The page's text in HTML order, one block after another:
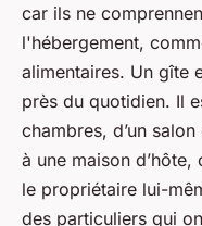
car ils ne
l'hébergement,
alimentaires. Un gîte
près du quotidien. Il
chambres, d’un
à une maison
le propriétaire lui-
des particuliers qui